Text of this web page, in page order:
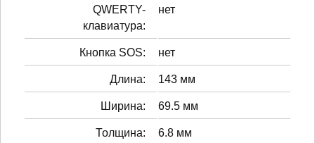
QWERTY-
клавиатура:
нет
Кнопка SOS: нет
Длина: 143 мм
Ширина: 69.5 мм
Толщина: 6.8 мм